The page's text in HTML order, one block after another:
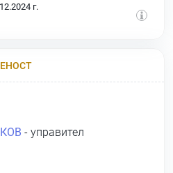
г.
- управител